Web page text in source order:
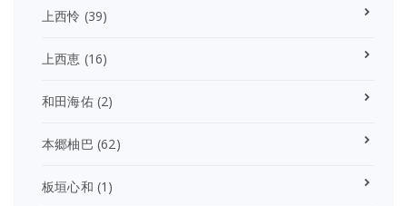
上西怜 (39)
上西恵 (16)
和田海佑(2)
本郷柚巴 (62)
板垣心和 (1)